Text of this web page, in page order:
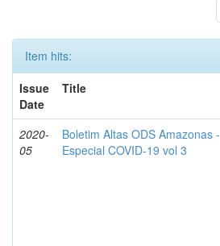
Item hits:
Issue
Date
Title
2020-
05
Boletim Altas ODS Amazonas -
Especial COVID-19 vol 3